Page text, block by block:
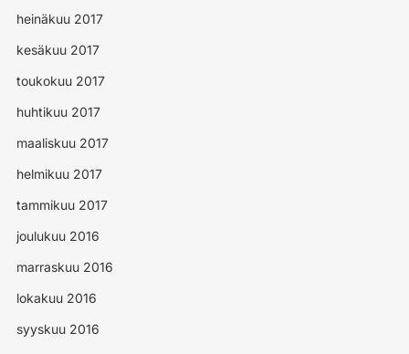
heinäkuu 2017
kesäkuu 2017
toukokuu 2017
huhtikuu 2017
maaliskuu 2017
helmikuu 2017
tammikuu 2017
joulukuu 2016
marraskuu 2016
lokakuu 2016
syyskuu 2016